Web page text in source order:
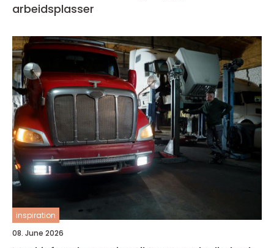
arbeidsplasser
inspiration
08. June 2026